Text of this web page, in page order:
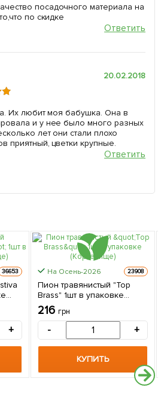
посадочного материала на
по скидке
Ответить
20.02.2018
Их любит моя бабушка. Она в
и у нее было много разных
лет они стали плохо
приятный, цветки крупные.
Ответить
36653
+
На Осень-2026 23908
Пион травянистый "Top
Brass" 1шт в упаковке
(Корневище)
216 грн
- +
КУПИТЬ